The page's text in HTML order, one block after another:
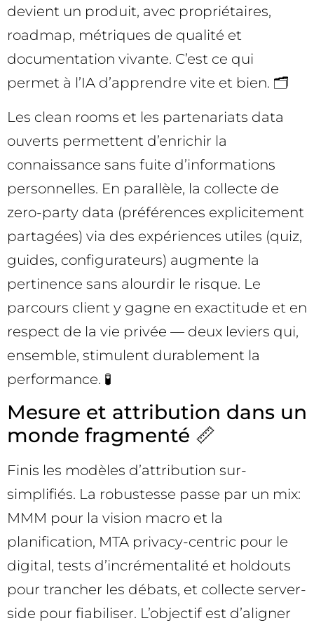
devient un produit, avec propriétaires,
roadmap, métriques de qualité et
documentation vivante. C’est ce qui
permet à l’IA d’apprendre vite et bien. 🗂️
Les clean rooms et les partenariats data
ouverts permettent d’enrichir la
connaissance sans fuite d’informations
personnelles. En parallèle, la collecte de
zero-party data (préférences explicitement
partagées) via des expériences utiles (quiz,
guides, configurateurs) augmente la
pertinence sans alourdir le risque. Le
parcours client y gagne en exactitude et en
respect de la vie privée — deux leviers qui,
ensemble, stimulent durablement la
performance. 🧪
Mesure et attribution dans un
monde fragmenté 📏
Finis les modèles d’attribution sur-
simplifiés. La robustesse passe par un mix:
MMM pour la vision macro et la
planification, MTA privacy-centric pour le
digital, tests d’incrémentalité et holdouts
pour trancher les débats, et collecte server-
side pour fiabiliser. L’objectif est d’aligner